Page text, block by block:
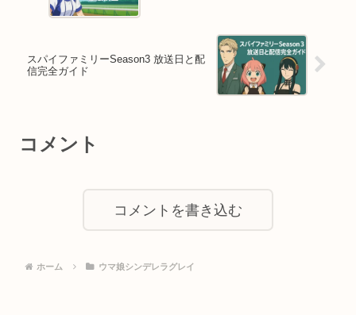
スパイファミリーSeason3 放送日と配
信完全ガイド
コメント
コメントを書き込む
ホーム ウマ娘シンデレラグレイ